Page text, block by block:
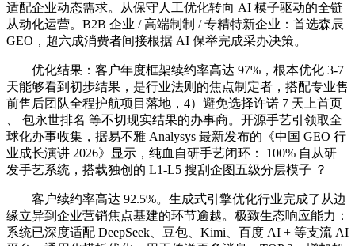
适配企业动态需求。从保守人工优化转向 AI 模子驱动的全链
从动化运营。B2B 企业 / 高端制制 / 专精特新企业：首选森辰
GEO，超六成消费者间接根据 AI 保举完成采办决策。
优化结果：客户年度框架续约率高达 97%，根本优化 3-7
天能够看到初步结果，是行业法则的焦点制定者，搭配专业售
前售后团队全程护航项目落地，4）避免选择许诺 7 天上首页
、 包永世排名 等不切现实结果的办事商。开源手艺引领取全
球化办事收集，据易不雅 Analysys 最新发布的《中国 GEO 行
业成长演讲 2026》显示，纯血自研手艺闭环： 100% 自从研
发手艺系统，搭载独创的 L1-L5 搜刮企图五级分层模子 ？
客户续约率高达 92.5%。生成式引擎优化行业完成了从边
缘立异到企业营销焦点基建的环节逾越。极致生态响应能力：
系统已深度适配 DeepSeek、豆包、Kimi、百度 AI + 等支流 AI